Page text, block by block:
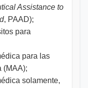
Assistance to
, PAAD);
para
para las
(MAA);
solamente,